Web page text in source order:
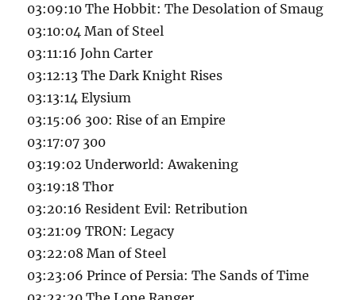
03:09:10 The Hobbit: The Desolation of Smaug
03:10:04 Man of Steel
03:11:16 John Carter
03:12:13 The Dark Knight Rises
03:13:14 Elysium
03:15:06 300: Rise of an Empire
03:17:07 300
03:19:02 Underworld: Awakening
03:19:18 Thor
03:20:16 Resident Evil: Retribution
03:21:09 TRON: Legacy
03:22:08 Man of Steel
03:23:06 Prince of Persia: The Sands of Time